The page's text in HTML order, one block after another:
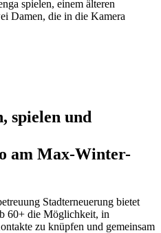
spielen und
am Max-Winter-
Stadterneuerung bietet
60+ die Möglichkeit, in
zu knüpfen und gemeinsam